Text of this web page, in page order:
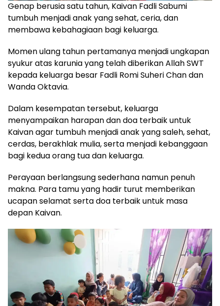
Genap berusia satu tahun, Kaivan Fadli Sabumi
tumbuh menjadi anak yang sehat, ceria, dan
membawa kebahagiaan bagi keluarga.
Momen ulang tahun pertamanya menjadi ungkapan
syukur atas karunia yang telah diberikan Allah SWT
kepada keluarga besar Fadli Romi Suheri Chan dan
Wanda Oktavia.
Dalam kesempatan tersebut, keluarga
menyampaikan harapan dan doa terbaik untuk
Kaivan agar tumbuh menjadi anak yang saleh, sehat,
cerdas, berakhlak mulia, serta menjadi kebanggaan
bagi kedua orang tua dan keluarga.
Perayaan berlangsung sederhana namun penuh
makna. Para tamu yang hadir turut memberikan
ucapan selamat serta doa terbaik untuk masa
depan Kaivan.